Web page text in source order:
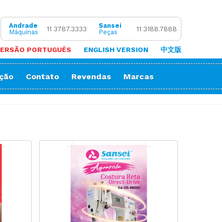
Contato Revendas Marcas
PORTUGUÊS ENGLISH VERSION 中文版
Andrade
Máquinas
11 3787.3333
Sansei
Peças
11 3188.7888